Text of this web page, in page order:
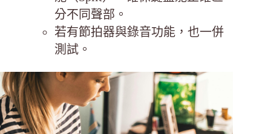
分不同聲部。
若有節拍器與錄音功能，也一併
測試。